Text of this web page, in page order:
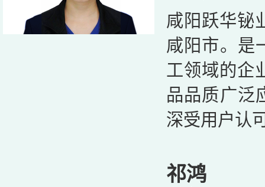
咸阳跃华铋
咸阳市。是
工领域的企
品品质广泛
深受用户认
祁鸿